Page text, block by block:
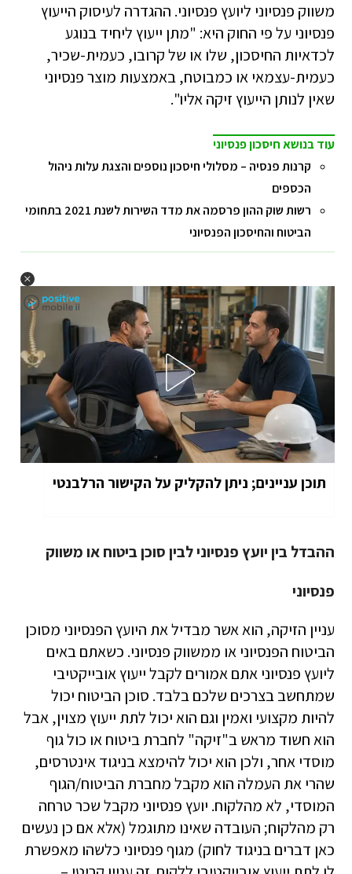
משווק פנסיוני ליועץ פנסיוני. ההגדרה לעיסוק הייעוץ
פנסיוני על פי החוק היא: "מתן ייעוץ ליחיד בנוגע
לכדאיות החיסכון, שלו או של קרובו, כעמית-שכיר,
כעמית-עצמאי או כמבוטח, באמצעות מוצר פנסיוני
שאין לנותן הייעוץ זיקה אליו".
עוד בנושא חיסכון פנסיוני
קרנות פנסיה – מסלולי חיסכון נוספים והצגת עלות ניהול
הכספים
רשות שוק ההון פרסמה את מדד השירות לשנת 2021 בתחומי
הביטוח והחיסכון הפנסיוני
תוכן עניינים; ניתן להקליק על הקישור הרלבנטי
ההבדל בין יועץ פנסיוני לבין סוכן ביטוח או משווק
פנסיוני
עניין הזיקה, הוא אשר מבדיל את היועץ הפנסיוני מסוכן
הביטוח הפנסיוני או ממשווק פנסיוני. כשאתם באים
ליועץ פנסיוני אתם אמורים לקבל ייעוץ אובייקטיבי
שמתחשב בצרכים שלכם בלבד. סוכן הביטוח יכול
להיות מקצועי ואמין וגם הוא יכול לתת ייעוץ מצוין, אבל
הוא חשוד מראש ב"זיקה" לחברת ביטוח או כול גוף
מוסדי אחר, ולכן הוא יכול להימצא בניגוד אינטרסים,
שהרי את העמלה הוא מקבל מחברת הביטוח/הגוף
המוסדי, לא מהלקוח. יועץ פנסיוני מקבל שכר טרחה
רק מהלקוח; העובדה שאינו מתוגמל (אלא אם כן נעשים
כאן דברים בניגוד לחוק) מגוף פנסיוני כלשהו מאפשרת